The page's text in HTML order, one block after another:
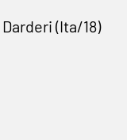
(Ita/18)